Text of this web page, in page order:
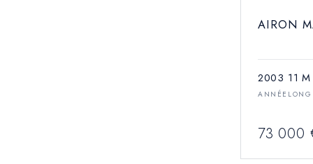
AIRON
2003
ANNÉE
11 M
73 000